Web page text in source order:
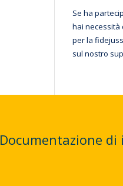
Se ha
hai necessità
per la
sul nostro
Documentazione di